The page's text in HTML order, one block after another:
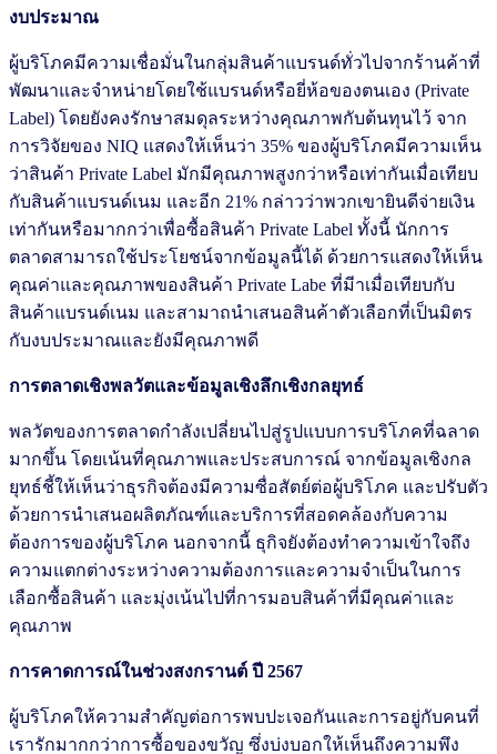
งบประมาณ
ผู้บริโภคมีความเชื่อมั่นในกลุ่มสินค้าแบรนด์ทั่วไปจากร้านค้าที่
พัฒนาและจำหน่ายโดยใช้แบรนด์หรือยี่ห้อของตนเอง (Private
Label) โดยยังคงรักษาสมดุลระหว่างคุณภาพกับต้นทุนไว้ จาก
การวิจัยของ NIQ แสดงให้เห็นว่า 35% ของผู้บริโภคมีความเห็น
ว่าสินค้า Private Label มักมีคุณภาพสูงกว่าหรือเท่ากันเมื่อเทียบ
กับสินค้าแบรนด์เนม และอีก 21% กล่าวว่าพวกเขายินดีจ่ายเงิน
เท่ากันหรือมากกว่าเพื่อซื้อสินค้า Private Label ทั้งนี้ นักการ
ตลาดสามารถใช้ประโยชน์จากข้อมูลนี้ได้ ด้วยการแสดงให้เห็น
คุณค่าและคุณภาพของสินค้า Private Labe ที่มีาเมื่อเทียบกับ
สินค้าแบรนด์เนม และสามาถนำเสนอสินค้าตัวเลือกที่เป็นมิตร
กับงบประมาณและยังมีคุณภาพดี
การตลาดเชิงพลวัตและข้อมูลเชิงลึกเชิงกลยุทธ์
พลวัตของการตลาดกำลังเปลี่ยนไปสู่รูปแบบการบริโภคที่ฉลาด
มากขึ้น โดยเน้นที่คุณภาพและประสบการณ์ จากข้อมูลเชิงกล
ยุทธ์ชี้ให้เห็นว่าธุรกิจต้องมีความซื่อสัตย์ต่อผู้บริโภค และปรับตัว
ด้วยการนำเสนอผลิตภัณฑ์และบริการที่สอดคล้องกับความ
ต้องการของผู้บริโภค นอกจากนี้ ธุกิจยังต้องทำความเข้าใจถึง
ความแตกต่างระหว่างความต้องการและความจำเป็นในการ
เลือกซื้อสินค้า และมุ่งเน้นไปที่การมอบสินค้าที่มีคุณค่าและ
คุณภาพ
การคาดการณ์ในช่วงสงกรานต์ ปี 2567
ผู้บริโภคให้ความสำคัญต่อการพบปะเจอกันและการอยู่กับคนที่
เรารักมากกว่าการซื้อของขวัญ ซึ่งบ่งบอกให้เห็นถึงความพึง